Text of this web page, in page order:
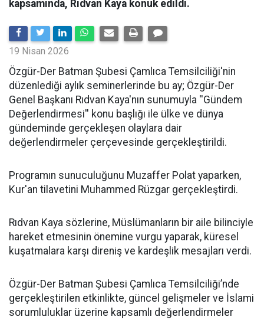
kapsamında, Rıdvan Kaya konuk edildi.
19 Nisan 2026
​Özgür-Der Batman Şubesi Çamlıca Temsilciliği'nin
düzenlediği aylık seminerlerinde bu ay; Özgür-Der
Genel Başkanı Rıdvan Kaya'nın sunumuyla ''Gündem
Değerlendirmesi'' konu başlığı ile ülke ve dünya
gündeminde gerçekleşen olaylara dair
değerlendirmeler çerçevesinde gerçekleştirildi.
Programın sunuculuğunu Muzaffer Polat yaparken,
Kur'an tilavetini Muhammed Rüzgar gerçekleştirdi.
Rıdvan Kaya sözlerine, Müslümanların bir aile bilinciyle
hareket etmesinin önemine vurgu yaparak, küresel
kuşatmalara karşı direniş ve kardeşlik mesajları verdi.
Özgür-Der Batman Şubesi Çamlıca Temsilciliği’nde
gerçekleştirilen etkinlikte, güncel gelişmeler ve İslami
sorumluluklar üzerine kapsamlı değerlendirmeler